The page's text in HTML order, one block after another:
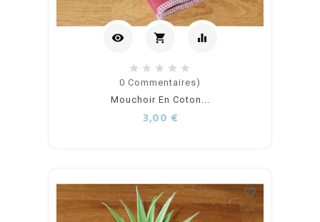
visibility shopping_cart
Ajouter
au
equalizer
0 Commentaires)
Mouchoir En Coton...
3,00 €Prix
favorite_border